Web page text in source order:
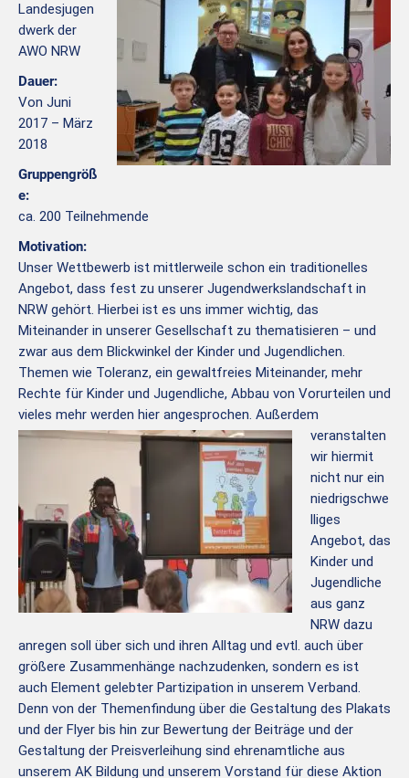
Landesjugen
dwerk der
AWO NRW
Dauer:
Von Juni
2017 – März
2018
Gruppengröß
e:
ca. 200 Teilnehmende
Motivation:
Unser Wettbewerb ist mittlerweile schon ein traditionelles
Angebot, dass fest zu unserer Jugendwerkslandschaft in
NRW gehört. Hierbei ist es uns immer wichtig, das
Miteinander in unserer Gesellschaft zu thematisieren – und
zwar aus dem Blickwinkel der Kinder und Jugendlichen.
Themen wie Toleranz, ein gewaltfreies Miteinander, mehr
Rechte für Kinder und Jugendliche, Abbau von Vorurteilen und
vieles mehr werden hier angesprochen. Außerdem
veranstalten
wir hiermit
nicht nur ein
niedrigschwe
lliges
Angebot, das
Kinder und
Jugendliche
aus ganz
NRW dazu
anregen soll über sich und ihren Alltag und evtl. auch über
größere Zusammenhänge nachzudenken, sondern es ist
auch Element gelebter Partizipation in unserem Verband.
Denn von der Themenfindung über die Gestaltung des Plakats
und der Flyer bis hin zur Bewertung der Beiträge und der
Gestaltung der Preisverleihung sind ehrenamtliche aus
unserem AK Bildung und unserem Vorstand für diese Aktion